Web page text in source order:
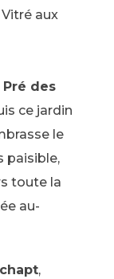
aux
Pré des
ce jardin
le
paisible,
toute la
au-
,